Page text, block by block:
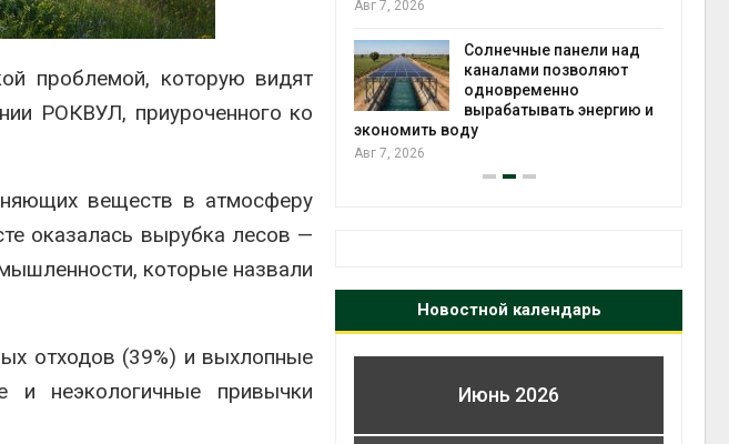
проблемой, которую видят
РОКВУЛ, приуроченного ко
веществ в атмосферу
оказалась вырубка лесов —
которые назвали
отходов (39%) и выхлопные
и неэкологичные привычки
для приютов
Новгорода
Солнечные панели над
каналами позволяют
одновременно
вырабатывать энергию и
Авг 6, 2026
Новостной календарь
Июнь 2026